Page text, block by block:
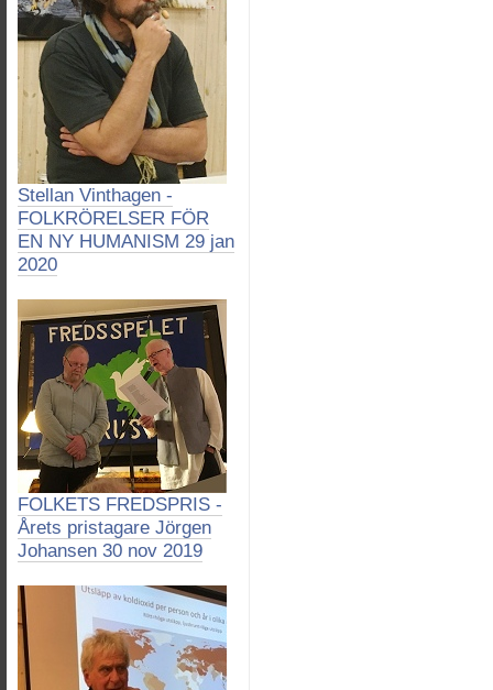
Stellan Vinthagen -
FOLKRÖRELSER FÖR
EN NY HUMANISM 29 jan
2020
FOLKETS FREDSPRIS -
Årets pristagare Jörgen
Johansen 30 nov 2019